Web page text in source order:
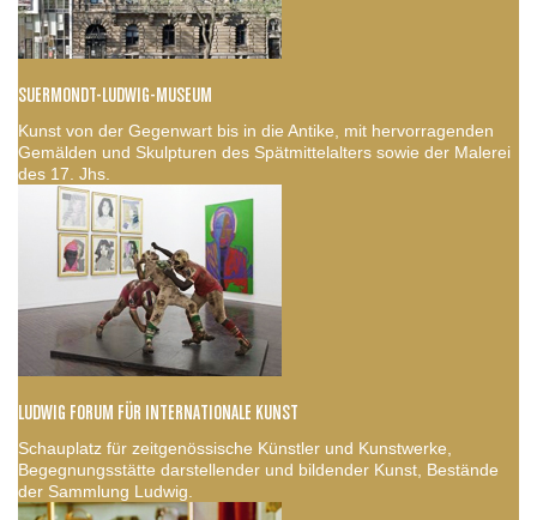
SUERMONDT-LUDWIG-MUSEUM
Kunst von der Gegenwart bis in die Antike, mit hervorragenden
Gemälden und Skulpturen des Spätmittelalters sowie der Malerei
des 17. Jhs.
LUDWIG FORUM FÜR INTERNATIONALE KUNST
Schauplatz für zeitgenössische Künstler und Kunstwerke,
Begegnungsstätte darstellender und bildender Kunst, Bestände
der Sammlung Ludwig.